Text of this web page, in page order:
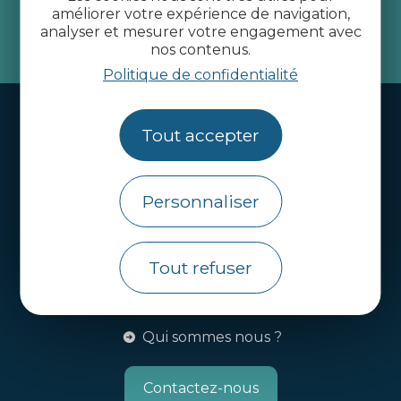
améliorer votre expérience de navigation,
analyser et mesurer votre engagement avec
nos contenus.
Politique de confidentialité
Tout accepter
Personnaliser
Tout refuser
je m'abonne
Handi-tourisme
Webcams
Côtes d’Armor Destination
Agence de Développement Touristique et
Qui sommes nous ?
Contactez-nous